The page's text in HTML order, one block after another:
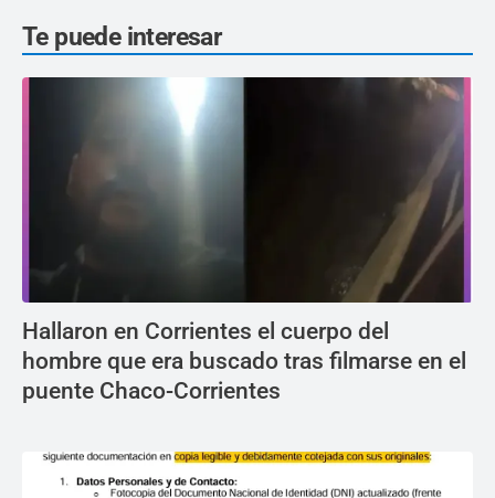
Te puede interesar
Hallaron en Corrientes el cuerpo del
hombre que era buscado tras filmarse en el
puente Chaco-Corrientes